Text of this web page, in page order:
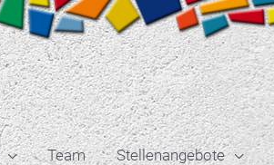
Team Stellenangebote